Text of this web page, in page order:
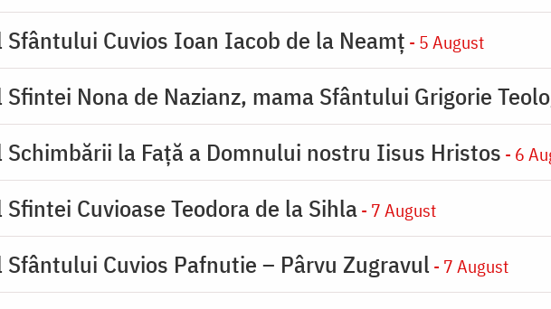
Cuvios Ioan Iacob de la Neamț - 5 August
Nona de Nazianz, mama Sfântului Grigorie
la Faţă a Domnului nostru Iisus Hristos - 6
Cuvioase Teodora de la Sihla- 7 August
Cuvios Pafnutie – Pârvu Zugravul - 7 August